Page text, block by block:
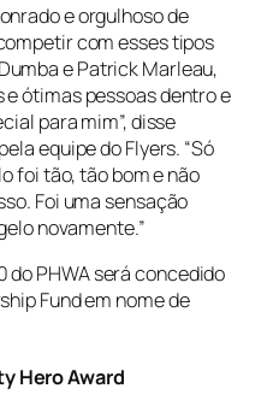
e orgulhoso de
com esses tipos
e Patrick Marleau,
ótimas pessoas dentro e
para mim”, disse
equipe do Flyers. “Só
foi tão, tão bom e não
Foi uma sensação
novamente.”
do PHWA será concedido
Fund em nome de
Hero Award